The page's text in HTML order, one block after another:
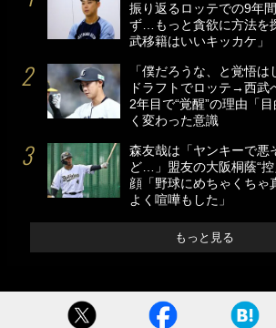
振り返るロッテでの9年
ず…もっと貪欲に方法を
武移籍はいいキッカケ」
「僕だろうな、と覚悟
ドラフトでロッテ→西
2年目で“覚醒”の理由「
く変わった意識
森友哉は「ヤンキーで悪
ど…」盟友の大阪桐蔭“
顔「野球にめちゃくちゃ
よく喧嘩もした」
もっと見る